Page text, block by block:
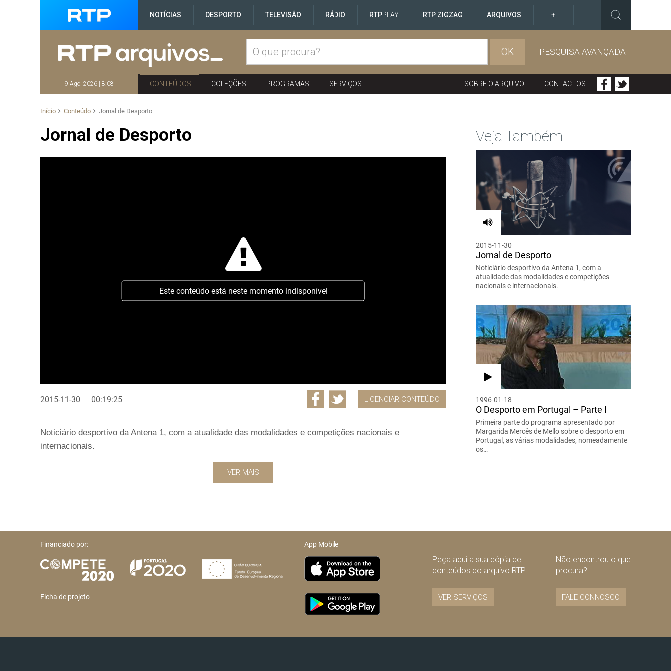
NOTÍCIAS DESPORTO TELEVISÃO RÁDIO RTPPLAY RTP ZIGZAG ARQUIVOS +
OK PESQUISA AVANÇADA
9 Ago. 2026 | 8:08 CONTEÚDOS COLEÇÕES PROGRAMAS SERVIÇOS SOBRE O ARQUIVO CONTACTOS
Início Conteúdo Jornal de Desporto
Jornal de Desporto
Este conteúdo está neste momento indisponível
2015-11-30 00:19:25 LICENCIAR CONTEÚDO
Noticiário desportivo da Antena 1, com a atualidade das modalidades e competições nacionais e
internacionais.
VER MAIS
Veja Também
2015-11-30
Jornal de Desporto
Noticiário desportivo da Antena 1, com a
atualidade das modalidades e competições
nacionais e internacionais.
1996-01-18
O Desporto em Portugal – Parte I
Primeira parte do programa apresentado por
Margarida Mercês de Mello sobre o desporto em
Portugal, as várias modalidades, nomeadamente
os…
Financiado por:
Ficha de projeto
App Mobile
Peça aqui a sua cópia de
conteúdos do arquivo RTP
VER SERVIÇOS
Não encontrou o que
procura?
FALE CONNOSCO